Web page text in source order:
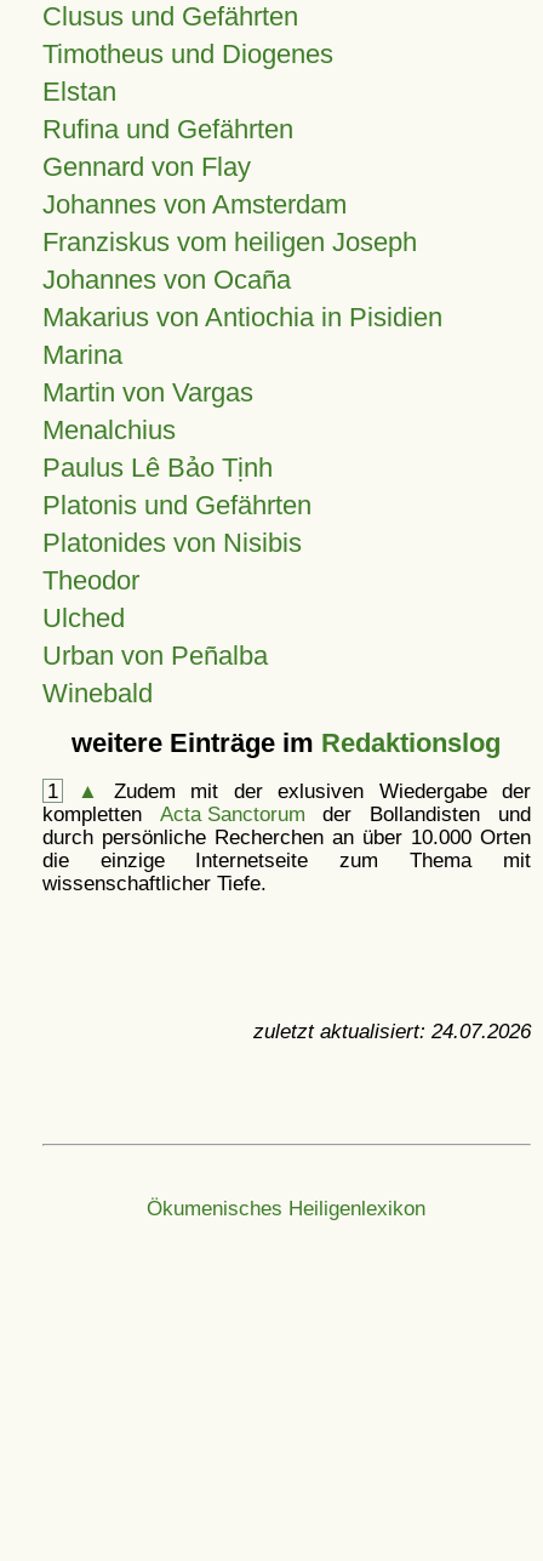
Clusus und Gefährten
Timotheus und Diogenes
Elstan
Rufina und Gefährten
Gennard von Flay
Johannes von Amsterdam
Franziskus vom heiligen Joseph
Johannes von Ocaña
Makarius von Antiochia in Pisidien
Marina
Martin von Vargas
Menalchius
Paulus Lê Bảo Tịnh
Platonis und Gefährten
Platonides von Nisibis
Theodor
Ulched
Urban von Peñalba
Winebald
weitere Einträge im Redaktionslog
1 ▲
Zudem mit der exlusiven Wiedergabe der
kompletten Acta Sanctorum der Bollandisten und
durch persönliche Recherchen an über 10.000 Orten
die einzige Internetseite zum Thema mit
wissenschaftlicher Tiefe.
zuletzt aktualisiert: 24.07.2026
Ökumenisches Heiligenlexikon